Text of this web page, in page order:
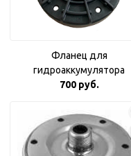
Фланец для
гидроаккумулятора
пластиковый 1"
700 руб.